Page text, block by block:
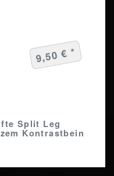
Split Leg
Kontrastbein
9,50 € *